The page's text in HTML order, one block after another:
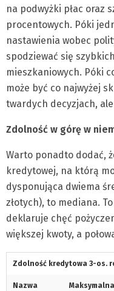
na podwyżki płac oraz
procentowych. Póki
nastawienia wobec
spodziewać się
mieszkaniowych. Póki
może być co najwyżej
twardych decyzjach,
Zdolność w górę w
Warto ponadto dodać,
kredytowej, na którą
dysponująca dwiema
złotych), to mediana.
deklaruje chęć
większej kwoty, a
Zdolność kredytowa 3-os.
Nazwa Maksymalna